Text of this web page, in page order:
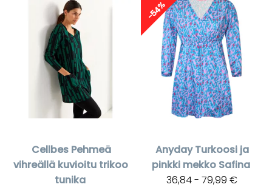
Cellbes Pehmeä
vihreällä kuvioitu trikoo
tunika
-54%
Anyday Turkoosi ja
pinkki mekko Safina
36,84 - 79,99 €